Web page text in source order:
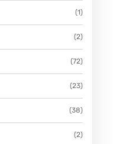
(1)
(2)
(72)
(23)
(38)
(2)